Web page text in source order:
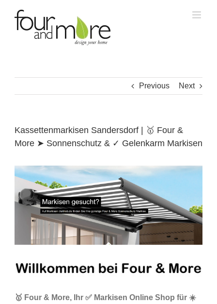
content
Previous Next
Kassettenmarkisen Sandersdorf | 🥇 Four &
More ➤ Sonnenschutz & ✓ Gelenkarm Markisen
🥇 Four & More, Ihr ✅ Markisen Online Shop für ☀️